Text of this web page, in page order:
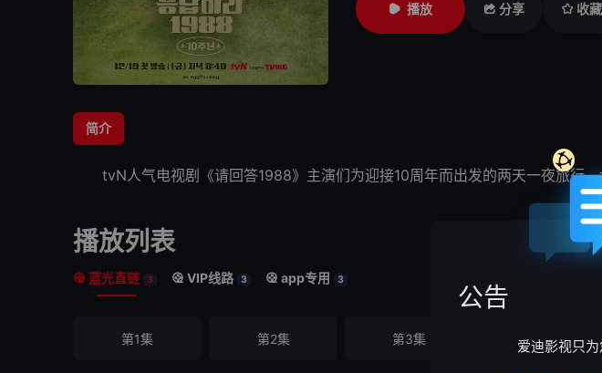
播放 分享 收藏
简介
tvN人气电视剧《请回答1988》主演们为迎接10周年而出发的两天一夜旅行
播放列表
蓝光直链 3 VIP线路 3 app专用 3
第1集 第2集 第3集
公告
爱迪影视只为